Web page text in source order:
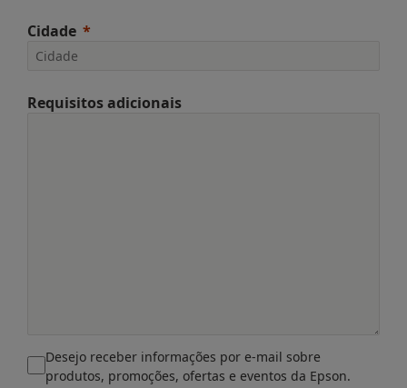
Cidade
Requisitos adicionais
Desejo receber informações por e-mail sobre
produtos, promoções, ofertas e eventos da Epson.